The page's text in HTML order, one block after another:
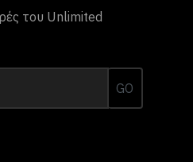
του Unlimited
GO